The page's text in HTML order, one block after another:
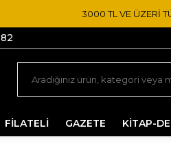
3000 TL VE ÜZERİ
FİLATELİ GAZETE KİTAP-